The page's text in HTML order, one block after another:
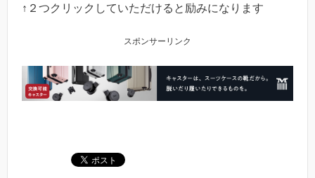
↑２つクリックしていただけると励みになります
スポンサーリンク